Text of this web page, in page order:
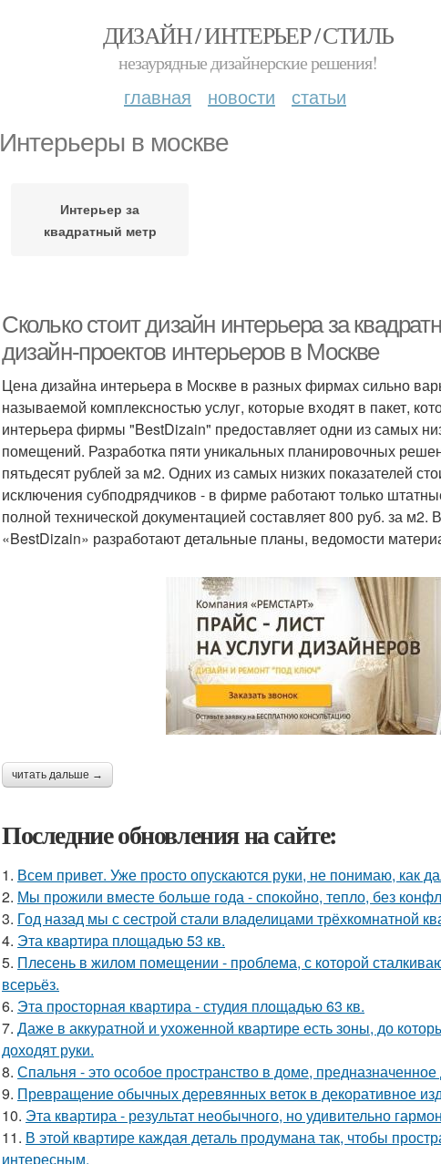
ДИЗАЙН / ИНТЕРЬЕР / СТИЛЬ
незаурядные дизайнерские решения!
главная новости статьи
Интерьеры в москве
Интерьер за
квадратный метр
Сколько стоит дизайн интерьера за
дизайн-проектов интерьеров в Москве
Цена дизайна интерьера в Москве в разных фирмах сильно
называемой комплексностью услуг, которые входят в пакет,
интерьера фирмы "BestDizain" предоставляет одни из самых
помещений. Разработка пяти уникальных планировочных
пятьдесят рублей за м2. Одних из самых низких показателей
исключения субподрядчиков - в фирме работают только
полной технической документацией составляет 800 руб. за
«BestDizain» разработают детальные планы, ведомости
читать дальше →
Последние обновления на сайте:
1. Всем привет. Уже просто опускаются руки, не понимаю, как
2. Мы прожили вместе больше года - спокойно, тепло, без
3. Год назад мы с сестрой стали владелицами трёхкомнатной
4. Эта квартира площадью 53 кв.
5. Плесень в жилом помещении - проблема, с которой
всерьёз.
6. Эта просторная квартира - студия площадью 63 кв.
7. Даже в аккуратной и ухоженной квартире есть зоны, до
доходят руки.
8. Спальня - это особое пространство в доме,
9. Превращение обычных деревянных веток в декоративное
10. Эта квартира - результат необычного, но удивительно
11. В этой квартире каждая деталь продумана так, чтобы
интересным.